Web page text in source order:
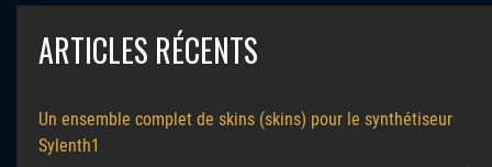
ARTICLES RÉCENTS
Un ensemble complet de skins (skins) pour le synthétiseur
Sylenth1